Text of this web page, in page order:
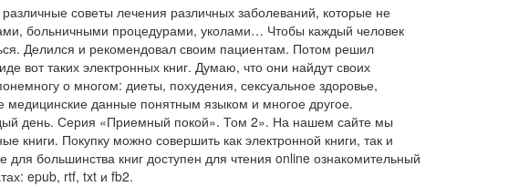
советы лечения различных заболеваний, которые не
больничными процедурами, уколами… Чтобы каждый человек
Делился и рекомендовал своим пациентам. Потом решил
вот таких электронных книг. Думаю, что они найдут своих
о многом: диеты, похудения, сексуальное здоровье,
медицинские данные понятным языком и многое другое.
день. Серия «Приемный покой». Том 2». На нашем сайте мы
книги. Покупку можно совершить как электронной книги, так и
большинства книг доступен для чтения online ознакомительный
epub, rtf, txt и fb2.